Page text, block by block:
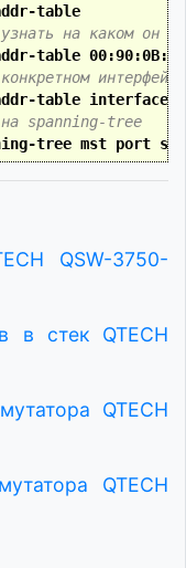
table
на каком он
table
addr-table interface
на spanning-tree
tree mst port
QSW-3750-
в стек QTECH
QTECH
QTECH